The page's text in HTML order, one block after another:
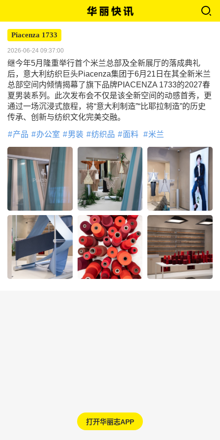
Piacenza 1733
2026-06-24 09:37:00
继今年5月隆重举行首个米兰总部及全新展厅的落成典礼
后，意大利纺织巨头Piacenza集团于6月21日在其全新米兰
总部空间内倾情揭幕了旗下品牌PIACENZA 1733的2027春
夏男装系列。此次发布会不仅是该全新空间的动感首秀，更
通过一场沉浸式旅程，将“意大利制造”“比耶拉制造”的历史
传承、创新与纺织文化完美交融。
产品 办公室 男装 纺织品 面料 米兰
打开华丽志APP